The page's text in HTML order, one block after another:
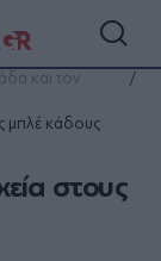
και τον
μπλέ κάδους
στους